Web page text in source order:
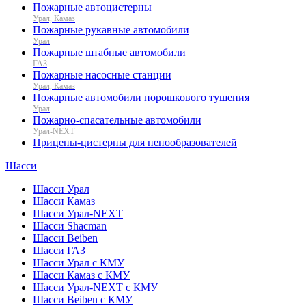
Пожарные автоцистерны
Урал, Камаз
Пожарные рукавные автомобили
Урал
Пожарные штабные автомобили
ГАЗ
Пожарные насосные станции
Урал, Камаз
Пожарные автомобили порошкового тушения
Урал
Пожарно-спасательные автомобили
Урал-NEXT
Прицепы-цистерны для пенообразователей
Шасси
Шасси Урал
Шасси Камаз
Шасси Урал-NEXT
Шасси Shacman
Шасси Beiben
Шасси ГАЗ
Шасси Урал с КМУ
Шасси Камаз с КМУ
Шасси Урал-NEXT с КМУ
Шасси Beiben с КМУ